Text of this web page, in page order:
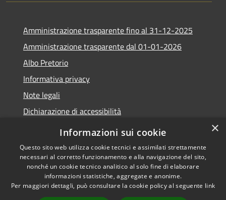
Amministrazione trasparente fino al 31-12-2025
Amministrazione trasparente dal 01-01-2026
Albo Pretorio
Informativa privacy
Note legali
Dichiarazione di accessibilità
RSS
Accessibilità
Privacy
Copyright © 2026 • Comune di
Lapio • Powered by
Municipium•Accesso
×
Informazioni sui cookie
Questo sito web utilizza cookie tecnici e assimilati strettamente
necessari al corretto funzionamento e alla navigazione del sito,
nonché un cookie tecnico analitico al solo fine di elaborare
informazioni statistiche, aggregate e anonime.
Per maggiori dettagli, può consultare la cookie policy al seguente link